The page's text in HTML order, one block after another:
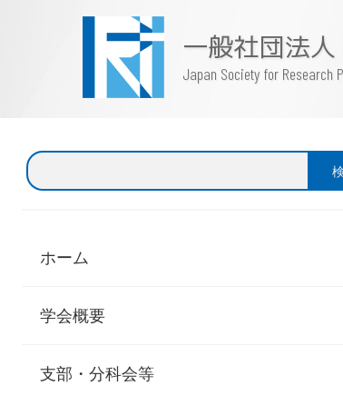
一般社団法
Japan Society for Research
検
索
ホーム
学会概要
支部・分科会等